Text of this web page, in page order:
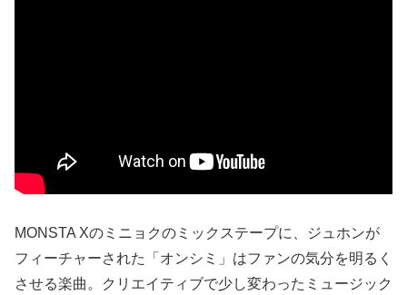
MONSTA Xのミニョクのミックステープに、ジュホンが
フィーチャーされた「オンシミ」はファンの気分を明るく
させる楽曲。クリエイティブで少し変わったミュージック